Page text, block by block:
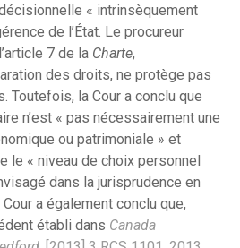
« intrinsèquement
de l’État. Le procureur
7 de la Charte,
des droits, ne protège pas
Toutefois, la Cour a conclu que
n’est « pas nécessairement une
ou patrimoniale » et
le « niveau de choix personnel
dans la jurisprudence en
a également conclu que,
établi dans Canada